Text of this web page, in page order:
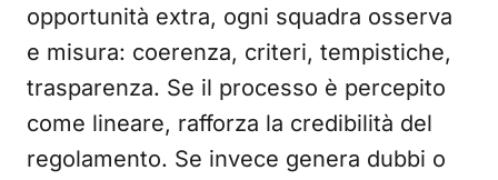
opportunità extra, ogni squadra osserva
e misura: coerenza, criteri, tempistiche,
trasparenza. Se il processo è percepito
come lineare, rafforza la credibilità del
regolamento. Se invece genera dubbi o